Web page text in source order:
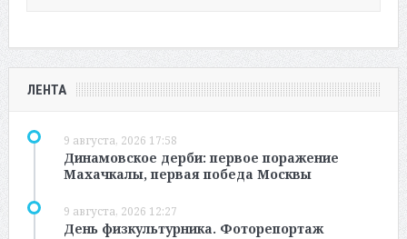
ЛЕНТА
9 августа, 2026 17:58
Динамовское дерби: первое поражение
Махачкалы, первая победа Москвы
9 августа, 2026 12:27
День физкультурника. Фоторепортаж